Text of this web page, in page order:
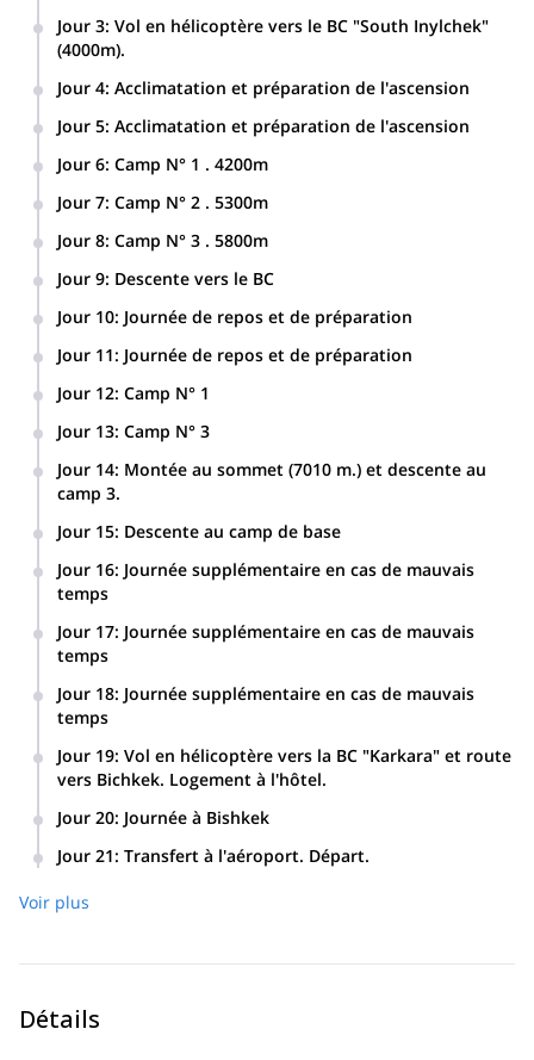
Jour 3: Vol en hélicoptère vers le BC "South Inylchek"
(4000m).
Jour 4: Acclimatation et préparation de l'ascension
Jour 5: Acclimatation et préparation de l'ascension
Jour 6: Camp N° 1 . 4200m
Jour 7: Camp N° 2 . 5300m
Jour 8: Camp N° 3 . 5800m
Jour 9: Descente vers le BC
Jour 10: Journée de repos et de préparation
Jour 11: Journée de repos et de préparation
Jour 12: Camp N° 1
Jour 13: Camp N° 3
Jour 14: Montée au sommet (7010 m.) et descente au
camp 3.
Jour 15: Descente au camp de base
Jour 16: Journée supplémentaire en cas de mauvais
temps
Jour 17: Journée supplémentaire en cas de mauvais
temps
Jour 18: Journée supplémentaire en cas de mauvais
temps
Jour 19: Vol en hélicoptère vers la BC "Karkara" et route
vers Bichkek. Logement à l'hôtel.
Jour 20: Journée à Bishkek
Jour 21: Transfert à l'aéroport. Départ.
Voir plus
Détails